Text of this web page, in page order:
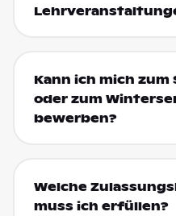
Kann ich mich zum
oder zum
bewerben?
Welche
muss ich erfüllen?